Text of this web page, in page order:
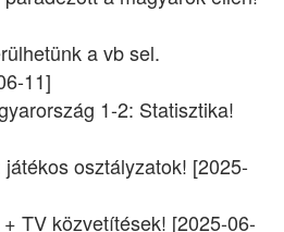
a vb sel.
11]
1-2: Statisztika!
osztályzatok! [2025-
TV közvetítések! [2025-06-